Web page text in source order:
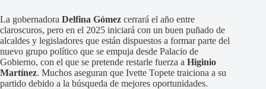
La gobernadora Delfina Gómez cerrará el año entre
claroscuros, pero en el 2025 iniciará con un buen puñado de
alcaldes y legisladores que están dispuestos a formar parte del
nuevo grupo político que se empuja desde Palacio de
Gobierno, con el que se pretende restarle fuerza a Higinio
Martínez. Muchos aseguran que Ivette Topete traiciona a su
partido debido a la búsqueda de mejores oportunidades.